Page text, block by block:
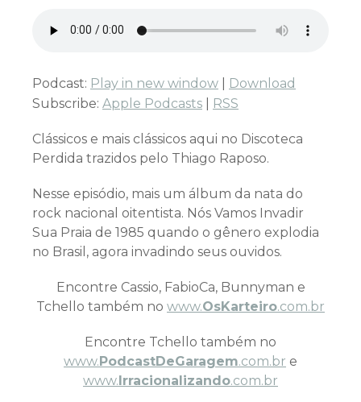
Podcast: Play in new window
Download
Subscribe: Apple Podcasts RSS
Clássicos e mais clássicos aqui no Discoteca
Perdida trazidos pelo Thiago Raposo.
Nesse episódio, mais um álbum da nata do
rock nacional oitentista. Nós Vamos Invadir
Sua Praia de 1985 quando o gênero explodia
no Brasil, agora invadindo seus ouvidos.
Encontre Cassio, FabioCa, Bunnyman e
Tchello também no www.OsKarteiro.com.br
Encontre Tchello também no
www.PodcastDeGaragem.com.br e
www.Irracionalizando.com.br